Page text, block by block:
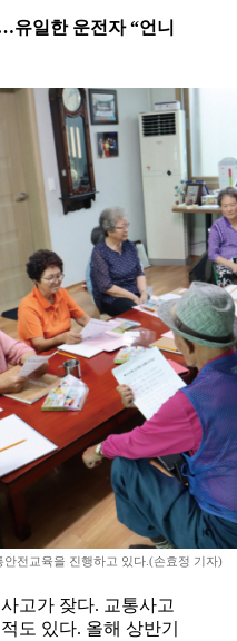
유일한 운전자 “언니
전교육을 진행하고 있다.(손효정 기자)
고가 잦다. 교통사고
도 있다. 올해 상반기